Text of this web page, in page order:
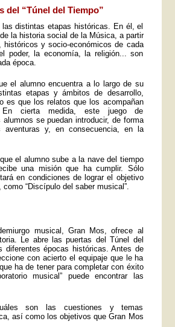
del “Túnel del Tiempo”
distintas etapas históricas. En él, el
la historia social de la Música, a partir
y socio-económicos de cada
poder, la economía, la religión... son
época.
el alumno encuentra a lo largo de su
etapas y ámbitos de desarrollo,
es que los relatos que los acompañan
En cierta medida, este juego de
se puedan introducir, de forma
y, en consecuencia, en la
el alumno sube a la nave del tiempo
una misión que ha cumplir. Sólo
en condiciones de lograr el objetivo
“Discípulo del saber musical”.
musical, Gran Mos, ofrece al
Le abre las puertas del Túnel del
diferentes épocas históricas. Antes de
con acierto el equipaje que le ha
ha de tener para completar con éxito
musical” puede encontrar las
son las cuestiones y temas
así como los objetivos que Gran Mos